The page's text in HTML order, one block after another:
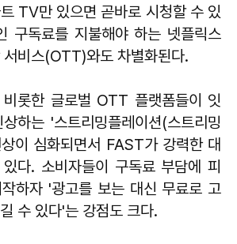
TV만 있으면 곧바로 시청할 수 있
구독료를 지불해야 하는 넷플릭스
서비스(OTT)와도 차별화된다.
롯한 글로벌 OTT 플랫폼들이 잇
하는 '스트리밍플레이션(스트리밍
이 심화되면서 FAST가 강력한 대
다. 소비자들이 구독료 부담에 피
하자 '광고를 보는 대신 무료로 고
수 있다'는 강점도 크다.